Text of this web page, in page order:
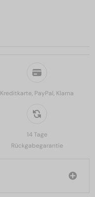
Kreditkarte, PayPal, Klarna
14 Tage
Rückgabegarantie